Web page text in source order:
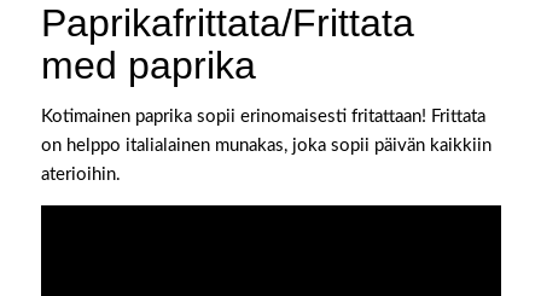
Paprikafrittata/Frittata
med paprika
Kotimainen paprika sopii erinomaisesti fritattaan! Frittata
on helppo italialainen munakas, joka sopii päivän kaikkiin
aterioihin.